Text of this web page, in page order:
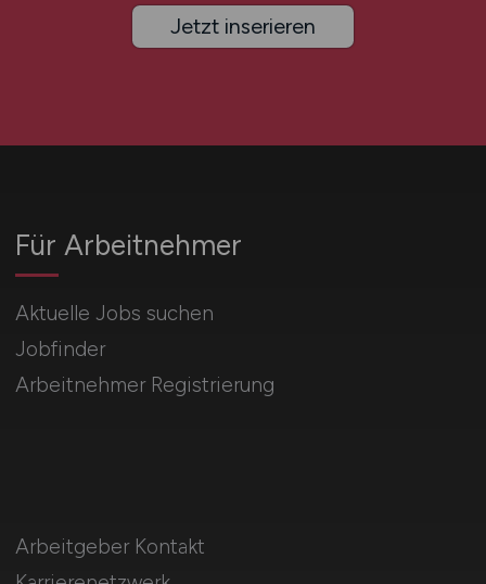
Jetzt inserieren
Für Arbeitnehmer
Aktuelle Jobs suchen
Jobfinder
Arbeitnehmer Registrierung
Arbeitgeber Kontakt